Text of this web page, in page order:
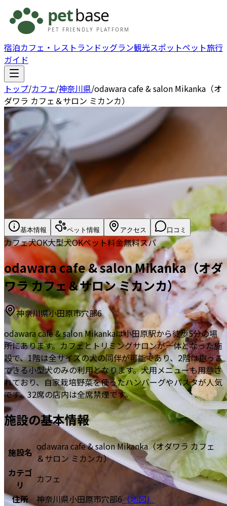
宿泊カフェ・レストラン ドッグラン観光スポットペット旅行
ガイド
トップ/カフェ/神奈川県/odawara cafe & salon Mikanka（オ
ダワラ カフェ＆サロン ミカンカ）
基本情報 ペット情報 アクセス 口コミ
カフェ犬OK大型犬OKペット料金無料スパ
odawara cafe & salon Mikanka（オダ
ワラ カフェ＆サロン ミカンカ）
神奈川県小田原市穴部6
odawara cafe & salon Mikankaは小田原駅から徒歩5分の場
所にあります。カフェとトリミングサロンが一体となった施
設で、1階は全サイズの犬の同伴が可能であり、2階は抱っこ
できる小型犬のみの利用となります。犬用メニューも用意さ
れており、自家栽培野菜を使ったハンバーグやパスタが人気
です。32席の店内は全席禁煙です。
施設の基本情報
施設名 odawara cafe & salon Mikanka（オダワラ カフェ
＆サロン ミカンカ）
カテゴ
リ
カフェ
住所
神奈川県小田原市穴部6 （地図）